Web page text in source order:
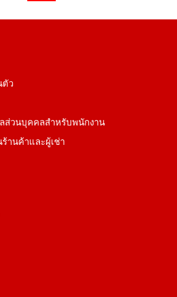
ตัว
ส่วนบุคคลสำหรับพนักงาน
านค้าและผู้เช่า